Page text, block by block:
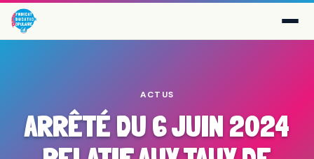
ACTUS
ARRÊTÉ DU 6 JUIN 2024